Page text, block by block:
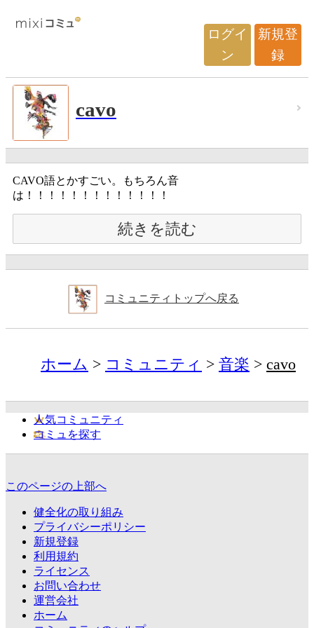
ログイ
ン
新規登
録
cavo
CAVO語とかすごい。もちろん音
は！！！！！！！！！！！！！
続きを読む
コミュニティトップへ戻る
ホーム コミュニティ 音楽 cavo
人気コミュニティ
コミュを探す
このページの上部へ
健全化の取り組み
プライバシーポリシー
新規登録
利用規約
ライセンス
お問い合わせ
運営会社
ホーム